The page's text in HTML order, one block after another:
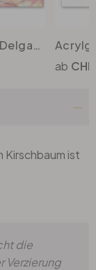
Acrylglasbild Delgado - Kirschblüten
Kirschbaum ist
die
Verzierung